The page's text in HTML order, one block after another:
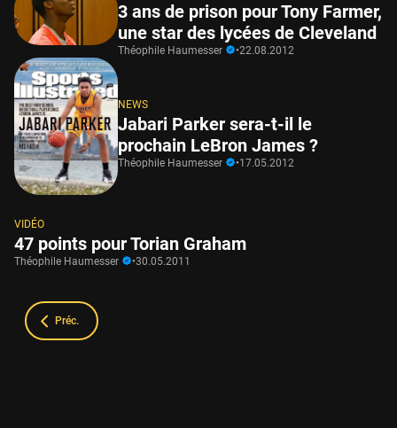
3 ans de prison pour Tony Farmer,
une star des lycées de Cleveland
Théophile Haumesser •22.08.2012
NEWS
Jabari Parker sera-t-il le
prochain LeBron James ?
Théophile Haumesser •17.05.2012
VIDÉO
47 points pour Torian Graham
Théophile Haumesser •30.05.2011
Préc.